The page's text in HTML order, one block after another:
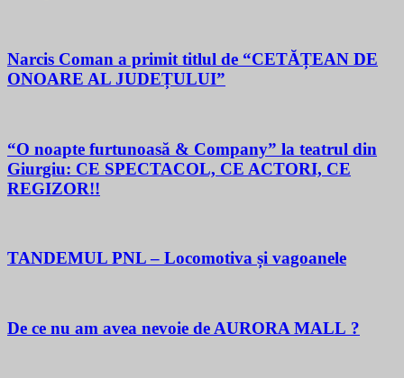
Narcis Coman a primit titlul de “CETĂȚEAN DE
ONOARE AL JUDEȚULUI”
“O noapte furtunoasă & Company” la teatrul din
Giurgiu: CE SPECTACOL, CE ACTORI, CE
REGIZOR!!
TANDEMUL PNL – Locomotiva și vagoanele
De ce nu am avea nevoie de AURORA MALL ?